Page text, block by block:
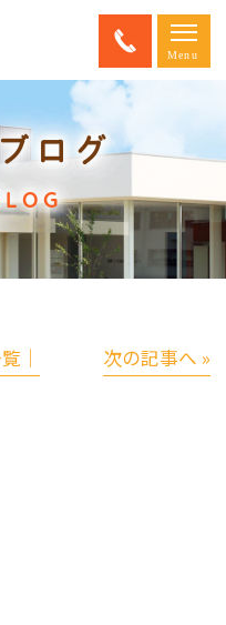
ログ
│ 次の記事へ »